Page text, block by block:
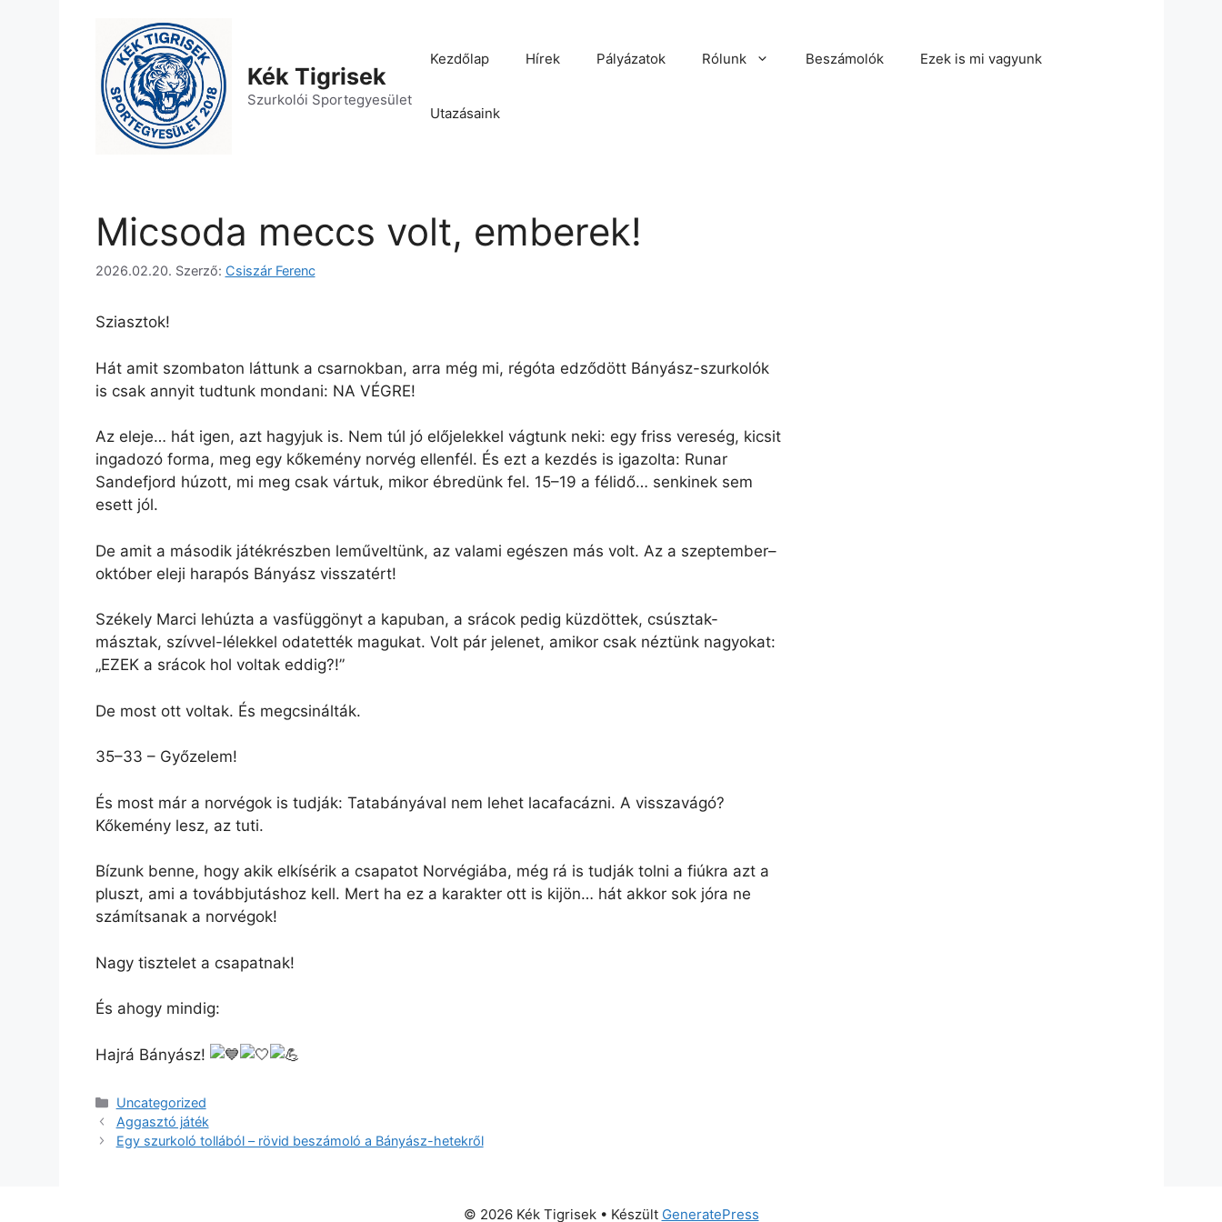
Kék Tigrisek
Szurkolói Sportegyesület
Kezdőlap Hírek Pályázatok Rólunk Beszámolók Ezek is mi vagyunk
Utazásaink
Micsoda meccs volt, emberek!
2026.02.20. Szerző: Csiszár Ferenc
Sziasztok!
Hát amit szombaton láttunk a csarnokban, arra még mi, régóta edződött Bányász-szurkolók
is csak annyit tudtunk mondani: NA VÉGRE!
Az eleje… hát igen, azt hagyjuk is. Nem túl jó előjelekkel vágtunk neki: egy friss vereség, kicsit
ingadozó forma, meg egy kőkemény norvég ellenfél. És ezt a kezdés is igazolta: Runar
Sandefjord húzott, mi meg csak vártuk, mikor ébredünk fel. 15–19 a félidő… senkinek sem
esett jól.
De amit a második játékrészben leműveltünk, az valami egészen más volt. Az a szeptember–
október eleji harapós Bányász visszatért!
Székely Marci lehúzta a vasfüggönyt a kapuban, a srácok pedig küzdöttek, csúsztak-
másztak, szívvel-lélekkel odatették magukat. Volt pár jelenet, amikor csak néztünk nagyokat:
„EZEK a srácok hol voltak eddig?!”
De most ott voltak. És megcsinálták.
35–33 – Győzelem!
És most már a norvégok is tudják: Tatabányával nem lehet lacafacázni. A visszavágó?
Kőkemény lesz, az tuti.
Bízunk benne, hogy akik elkísérik a csapatot Norvégiába, még rá is tudják tolni a fiúkra azt a
pluszt, ami a továbbjutáshoz kell. Mert ha ez a karakter ott is kijön… hát akkor sok jóra ne
számítsanak a norvégok!
Nagy tisztelet a csapatnak!
És ahogy mindig:
Hajrá Bányász!
Kategória
Uncategorized
Aggasztó játék
Egy szurkoló tollából – rövid beszámoló a Bányász-hetekről
© 2026 Kék Tigrisek• Készült GeneratePress